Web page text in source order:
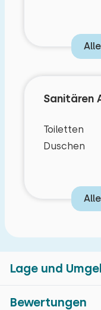
Sanitären
Toiletten
Duschen
Lage und
Bewertungen